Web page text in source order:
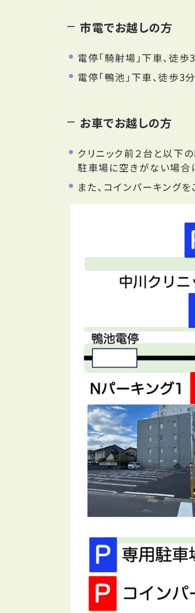
市電でお越しの方
電停「騎射場」下車、徒歩
電停「鴨池」下車、徒歩3分
お車でお越しの方
クリニック前２台と以下
駐車場に空きがない場合
また、コインパーキング